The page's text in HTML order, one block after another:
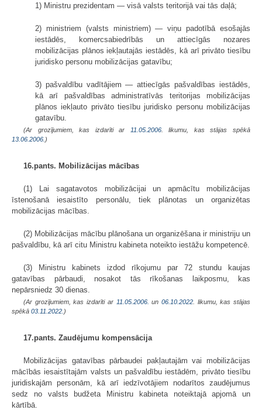
1) Ministru prezidentam — visā valsts teritorijā vai tās daļā;
2) ministriem (valsts ministriem) — viņu padotībā esošajās
iestādēs, komercsabiedrībās un attiecīgās nozares
mobilizācijas plānos iekļautajās iestādēs, kā arī privāto tiesību
juridisko personu mobilizācijas gatavību;
3) pašvaldību vadītājiem — attiecīgās pašvaldības iestādēs,
kā arī pašvaldības administratīvās teritorijas mobilizācijas
plānos iekļauto privāto tiesību juridisko personu mobilizācijas
gatavību.
(Ar grozījumiem, kas izdarīti ar 11.05.2006. likumu, kas stājas spēkā
13.06.2006. )
16.pants. Mobilizācijas mācības
(1) Lai sagatavotos mobilizācijai un apmācītu mobilizācijas
īstenošanā iesaistīto personālu, tiek plānotas un organizētas
mobilizācijas mācības.
(2) Mobilizācijas mācību plānošana un organizēšana ir ministriju un
pašvaldību, kā arī citu Ministru kabineta noteikto iestāžu kompetencē.
(3) Ministru kabinets izdod rīkojumu par 72 stundu kaujas
gatavības pārbaudi, nosakot tās rīkošanas laikposmu, kas
nepārsniedz 30 dienas.
(Ar grozījumiem, kas izdarīti ar 11.05.2006. un 06.10.2022. likumu, kas stājas
spēkā 03.11.2022. )
17.pants. Zaudējumu kompensācija
Mobilizācijas gatavības pārbaudei pakļautajām vai mobilizācijas
mācībās iesaistītajām valsts un pašvaldību iestādēm, privāto tiesību
juridiskajām personām, kā arī iedzīvotājiem nodarītos zaudējumus
sedz no valsts budžeta Ministru kabineta noteiktajā apjomā un
kārtībā.